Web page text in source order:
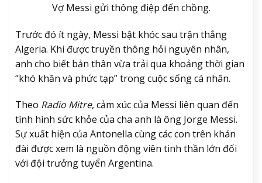
Vợ Messi gửi thông điệp đến chồng.
Trước đó ít ngày, Messi bật khóc sau trận thắng
Algeria. Khi được truyền thông hỏi nguyên nhân,
anh cho biết bản thân vừa trải qua khoảng thời gian
“khó khăn và phức tạp” trong cuộc sống cá nhân.
Theo Radio Mitre, cảm xúc của Messi liên quan đến
tình hình sức khỏe của cha anh là ông Jorge Messi.
Sự xuất hiện của Antonella cùng các con trên khán
đài được xem là nguồn động viên tinh thần lớn đối
với đội trưởng tuyển Argentina.